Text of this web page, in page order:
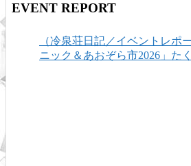
EVENT REPORT
（冷泉荘日記／イベントレポ
ニック＆あおぞら市2026」た